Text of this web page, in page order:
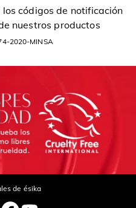
códigos de notificación
nuestros productos
2020-MINSA
de ésika